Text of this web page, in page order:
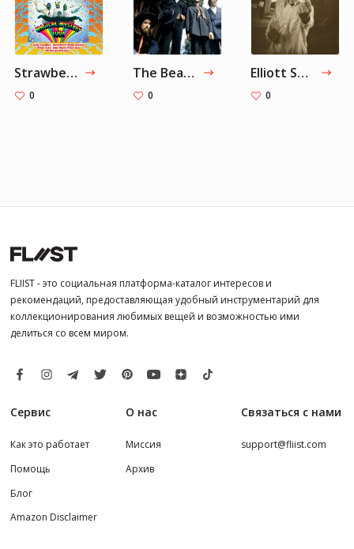
Strawberry Fields Forever
0
The Beatles
0
Elliott Smith
0
FLIIST - это социальная платформа-каталог интересов и
рекомендаций, предоставляющая удобный инструментарий для
коллекционирования любимых вещей и возможностью ими
делиться со всем миром.
Сервис
Как это работает
Помощь
Блог
Amazon Disclaimer
О нас
Миссия
Архив
Связаться с нами
support@fliist.com